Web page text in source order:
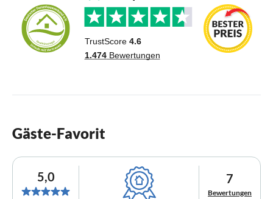
Gäste-Favorit
5,0 7
Bewertungen